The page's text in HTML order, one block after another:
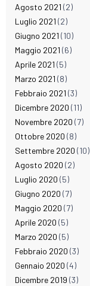
Agosto 2021 (2)
Luglio 2021 (2)
Giugno 2021 (10)
Maggio 2021 (6)
Aprile 2021 (5)
Marzo 2021 (8)
Febbraio 2021 (3)
Dicembre 2020 (11)
Novembre 2020 (7)
Ottobre 2020 (8)
Settembre 2020 (10)
Agosto 2020 (2)
Luglio 2020 (5)
Giugno 2020 (7)
Maggio 2020 (7)
Aprile 2020 (5)
Marzo 2020 (5)
Febbraio 2020 (3)
Gennaio 2020 (4)
Dicembre 2019 (3)